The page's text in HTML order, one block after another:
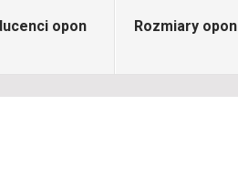
opon Rozmiary opon